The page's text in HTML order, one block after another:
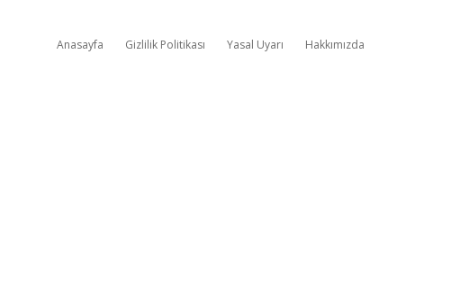
Anasayfa Gizlilik Politikası Yasal Uyarı Hakkımızda